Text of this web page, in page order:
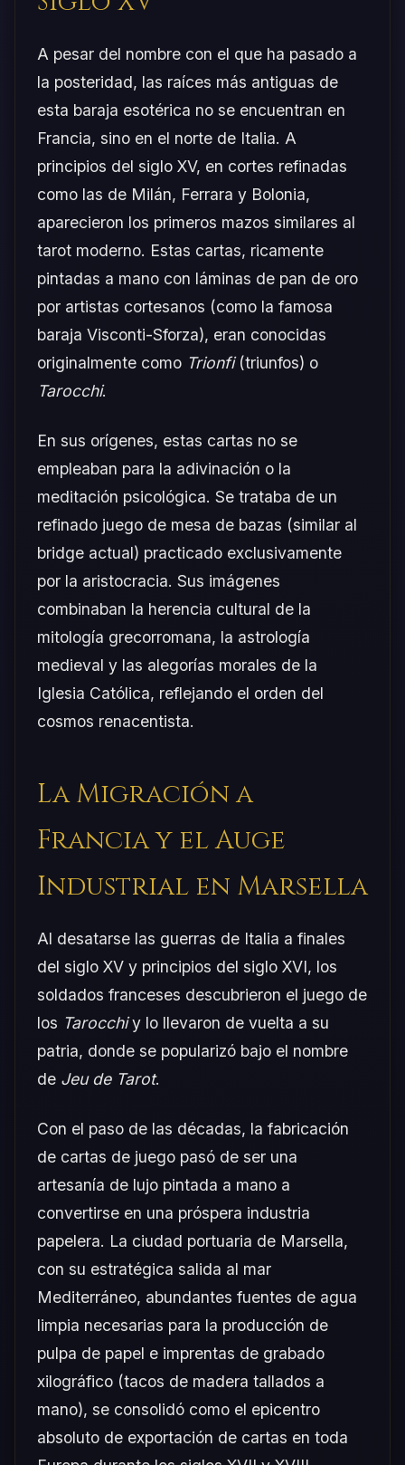
A pesar del nombre con el que ha pasado a
la posteridad, las raíces más antiguas de
esta baraja esotérica no se encuentran en
Francia, sino en el norte de Italia. A
principios del siglo XV, en cortes refinadas
como las de Milán, Ferrara y Bolonia,
aparecieron los primeros mazos similares al
tarot moderno. Estas cartas, ricamente
pintadas a mano con láminas de pan de oro
por artistas cortesanos (como la famosa
baraja Visconti-Sforza), eran conocidas
originalmente como Trionfi(triunfos) o
Tarocchi.
En sus orígenes, estas cartas no se
empleaban para la adivinación o la
meditación psicológica. Se trataba de un
refinado juego de mesa de bazas (similar al
bridge actual) practicado exclusivamente
por la aristocracia. Sus imágenes
combinaban la herencia cultural de la
mitología grecorromana, la astrología
medieval y las alegorías morales de la
Iglesia Católica, reflejando el orden del
cosmos renacentista.
La Migración a
Francia y el Auge
Industrial en Marsella
Al desatarse las guerras de Italia a finales
del siglo XV y principios del siglo XVI, los
soldados franceses descubrieron el juego de
los Tarocchiy lo llevaron de vuelta a su
patria, donde se popularizó bajo el nombre
de Jeu de Tarot.
Con el paso de las décadas, la fabricación
de cartas de juego pasó de ser una
artesanía de lujo pintada a mano a
convertirse en una próspera industria
papelera. La ciudad portuaria de Marsella,
con su estratégica salida al mar
Mediterráneo, abundantes fuentes de agua
limpia necesarias para la producción de
pulpa de papel e imprentas de grabado
xilográfico (tacos de madera tallados a
mano), se consolidó como el epicentro
absoluto de exportación de cartas en toda